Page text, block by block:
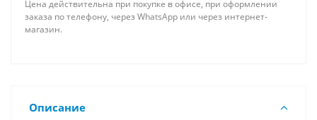
Цена действительна при покупке в офисе, при оформлении
заказа по телефону, через WhatsApp или через интернет-
магазин.
Описание